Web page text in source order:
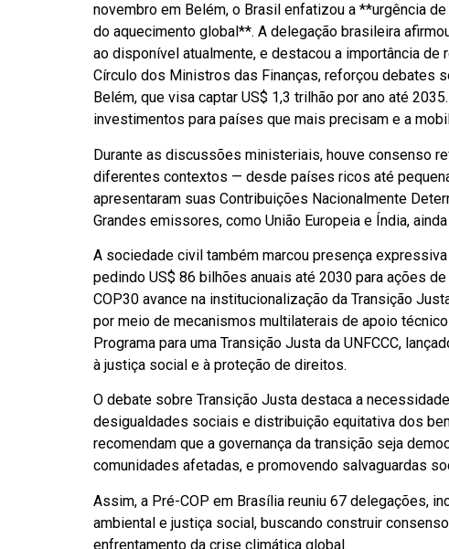
novembro em Belém, o Brasil enfatizou a **urgência
do aquecimento global**. A delegação brasileira
ao disponível atualmente, e destacou a importância de
Círculo dos Ministros das Finanças, reforçou debates
Belém, que visa captar US$ 1,3 trilhão por ano até
investimentos para países que mais precisam e a
Durante as discussões ministeriais, houve consenso
diferentes contextos — desde países ricos até
apresentaram suas Contribuições Nacionalmente
Grandes emissores, como União Europeia e Índia,
A sociedade civil também marcou presença
pedindo US$ 86 bilhões anuais até 2030 para ações
COP30 avance na institucionalização da Transição
por meio de mecanismos multilaterais de apoio
Programa para uma Transição Justa da UNFCCC,
à justiça social e à proteção de direitos.
O debate sobre Transição Justa destaca a
desigualdades sociais e distribuição equitativa dos
recomendam que a governança da transição seja
comunidades afetadas, e promovendo salvaguardas
Assim, a Pré-COP em Brasília reuniu 67 delegações,
ambiental e justiça social, buscando construir
enfrentamento da crise climática global.